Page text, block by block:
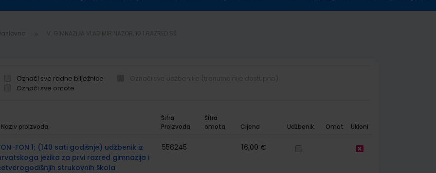
Označi sve radne bilježnice
Označi sve omote
Naziv proizvoda
Šifra
Proizvoda
Šifra
omota
Cijena Udžbenik Omot Ukloni
FON 1; (140 sati godišnje) udžbenik iz
jezika za prvi razred gimnazija i
strukovnih škola
556245 16,00 €